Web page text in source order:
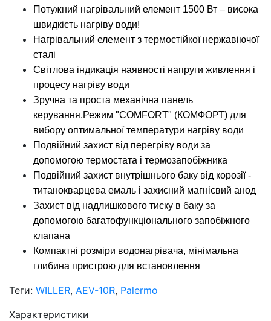
Потужний нагрівальний елемент 1500 Вт – висока
швидкість нагріву води!
Нагрівальний елемент з термостійкої нержавіючої
сталі
Світлова індикація наявності напруги живлення і
процесу нагріву води
Зручна та проста механічна панель
керування.Режим "COMFORT" (КОМФОРТ) для
вибору оптимальної температури нагріву води
Подвійний захист від перегріву води за
допомогою термостата і термозапобіжника
Подвійний захист внутрішнього баку від корозії -
титанокварцева емаль і захисний магнієвий анод
Захист від надлишкового тиску в баку за
допомогою багатофункціонального запобіжного
клапана
Компактні розміри водонагрівача, мінімальна
глибина пристрою для встановлення
Теги: WILLER, AEV-10R, Palermo
Характеристики